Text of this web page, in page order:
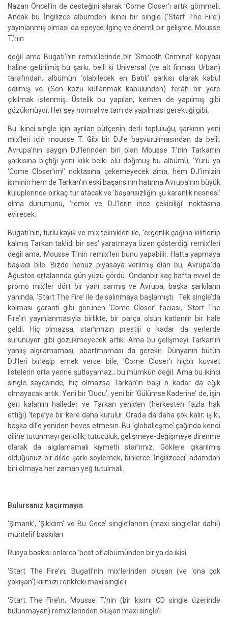
Nazan Öncel’in de desteğini alarak ’Come Closer’ı artık gömmeli.
Ancak bu İngilizce albümden ikinci bir single (‘Start The Fire’)
yayınlanmış olması da epeyce ilginç ve önemli bir gelişme. Mousse
T.’nin
değil ama Bugati’nin remix’lerinde bir ‘Smooth Criminal’ kopyası
haline getirilmiş bu şarkı, belli ki Universal (ve alt firması Urban)
tarafından, albümün ‘olabilecek en Batılı’ şarkısı olarak kabul
edilmiş ve (Son kozu kullanmak kabulünden) ferah bir yere
çıkılmak istenmiş. Üstelik bu yapılan, kerhen de yapılmış gibi
gözükmüyor. Her şey normal ve tam da yapılması gerektiği gibi.
Bu ikinci single için ayrılan bütçenin derli topluluğu, şarkının yeni
mix’leri için mousse T. Gibi bir DJ’e başvurulmasından da belli.
Avrupa’nın saygın DJ’lerinden biri olan Mousse T.’nin Tarkan’ın
şarkısına biçtiği yeni kılık belki ölü doğmuş bu albümü, ‘Yürü ya
‘Come Closer’ım!’ noktasına çekemeyecek ama, hem DJ’imizin
isminin hem de Tarkan’ın eski başarısının hatırına Avrupa’nın büyük
kulüplerinde birkaç tur atacak ve ‘başarısızlığın şu karanlık nesnesi’
olma durumunu, ‘remix ve DJ’lerin ince çekiciliği’ noktasına
evirecek.
Bugati’nin, türlü kayık ve mix teknikleri ile, ‘ergenlik çağına kilitlenip
kalmış Tarkan taklidi bir ses’ yaratmaya özen gösterdiği remix’leri
değil ama, Mousse T.’nin remix’leri bunu yapabilir. Hatta yapmaya
başladı bile. Bizde henüz piyasaya verilmiş olan bu, Avrupa’da
Ağustos ortalarında gün yüzü gördü. Ondanbir kaç hafta evvel de
promo mix’ler dört bir yanı sarmış ve Avrupa, başka şarkıların
yanında, ‘Start The Fire’ ile de salınmaya başlamıştı. Tek single’da
kalması garanti gibi görünen ‘Come Closer’ faciası, ‘Start The
Fire’ın yayınlanmasıyla birlikte, bir parça olsun katlanılır bir hale
geldi. Hiç olmazsa, star’ımızın prestiji o kadar da yerlerde
sürünüyor gibi gözükmeyecek artık. Ama bu gelişmeyi Tarkan’ın
yanlış algılamaması, abartmaması da gerekir. Dünyanın bütün
DJ’leri birleşip emek verse bile, ‘Come Closer’ı hiçbir kuvvet
listelerin orta yerine şutlayamaz.; bu mümkün değil. Ama bu ikinci
single sayesinde, hiç olmazsa Tarkan’ın başı o kadar da eğik
olmayacak artık. Yeni bir ‘Dudu’, yeni bir ‘Gülümse Kaderine’ de, işin
geri kalanını halleder ve Tarkan yeniden (herkesten fazla hak
ettiği) ‘tepe’ye bir kere daha kurulur. Orada da daha çok kalır; iş ki,
başka dil’e yeniden heves etmesin. Bu ‘globalleşme’ çağında kendi
diline tutunmayı gericilik, tutuculuk, gelişmeye-değişmeye direnme
olarak da algılamamalı kıymetli star’ımız. Göklere çıkarılmış
olduğunuz bir dilde şarkı söylemek, binlerce ‘İngilizceci’ adamdan
biri olmaya her zaman yeğ tutulmalı.
Bulursanız kaçırmayın
‘Şımarık’, ‘Şıkıdım’ ve Bu Gece’ single’larının (maxi single’lar dahil)
muhtelif baskıları
Rusya baskısı onlarca ‘best of’albümünden bir ya da ikisi
‘Start The Fire’ın, Bugati’nin mix’lerinden oluşan (ve ‘ona çok
yakışan’) kırmızı renkteki maxi single’i
‘Start The Fire’ın, Mousse T.’nin (bir kısmı CD single üzerinde
bulunmayan) remix’lerinden oluşan maxi single’ı